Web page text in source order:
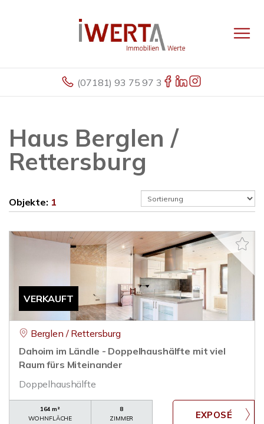
(07181) 93 75 97 3
Haus Berglen /
Rettersburg
Objekte: 1
VERKAUFT
Berglen / Rettersburg
Dahoim im Ländle - Doppelhaushälfte mit viel
Raum fürs Miteinander
Doppelhaushälfte
164 m²
WOHNFLÄCHE
8
ZIMMER